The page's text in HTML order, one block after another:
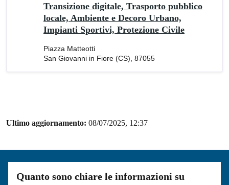
Transizione digitale, Trasporto pubblico
locale, Ambiente e Decoro Urbano,
Impianti Sportivi, Protezione Civile
Piazza Matteotti
San Giovanni in Fiore (CS), 87055
Ultimo aggiornamento: 08/07/2025, 12:37
Quanto sono chiare le informazioni su